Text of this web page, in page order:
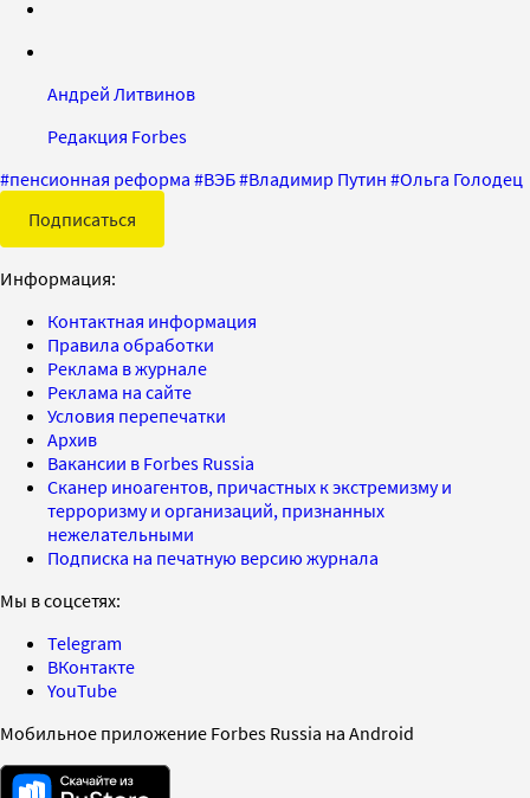
Андрей Литвинов
Редакция Forbes
#пенсионная реформа #ВЭБ#Владимир Путин #Ольга Голодец
Подписаться
Информация:
Контактная информация
Правила обработки
Реклама в журнале
Реклама на сайте
Условия перепечатки
Архив
Вакансии в Forbes Russia
Сканер иноагентов, причастных к экстремизму и
терроризму и организаций, признанных
нежелательными
Подписка на печатную версию журнала
Мы в соцсетях:
Telegram
ВКонтакте
YouTube
Мобильное приложение Forbes Russia на Android